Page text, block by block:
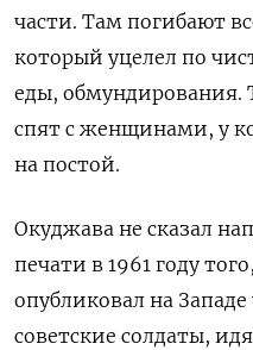
части. Там погибают
который уцелел по
еды, обмундирования.
спят с женщинами, у
на постой.
Окуджава не сказал
печати в 1961 году
опубликовал на
советские солдаты,